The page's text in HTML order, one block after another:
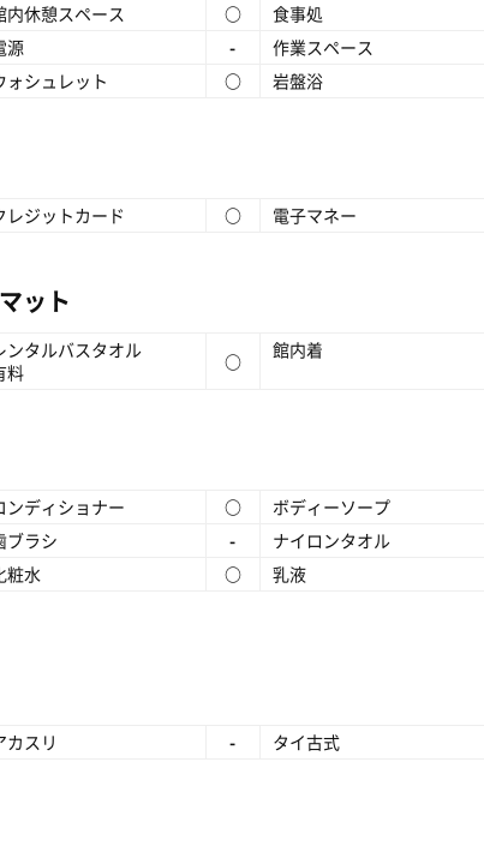
内休憩スペース ○ 食事処
源 - 作業スペース
ォシュレット ○ 岩盤浴
レジットカード ○ 電子マネー
ット
ンタルバスタオル
料
○ 館内着
ンディショナー ○ ボディーソープ
ブラシ - ナイロンタオル
粧水 ○ 乳液
カスリ - タイ古式